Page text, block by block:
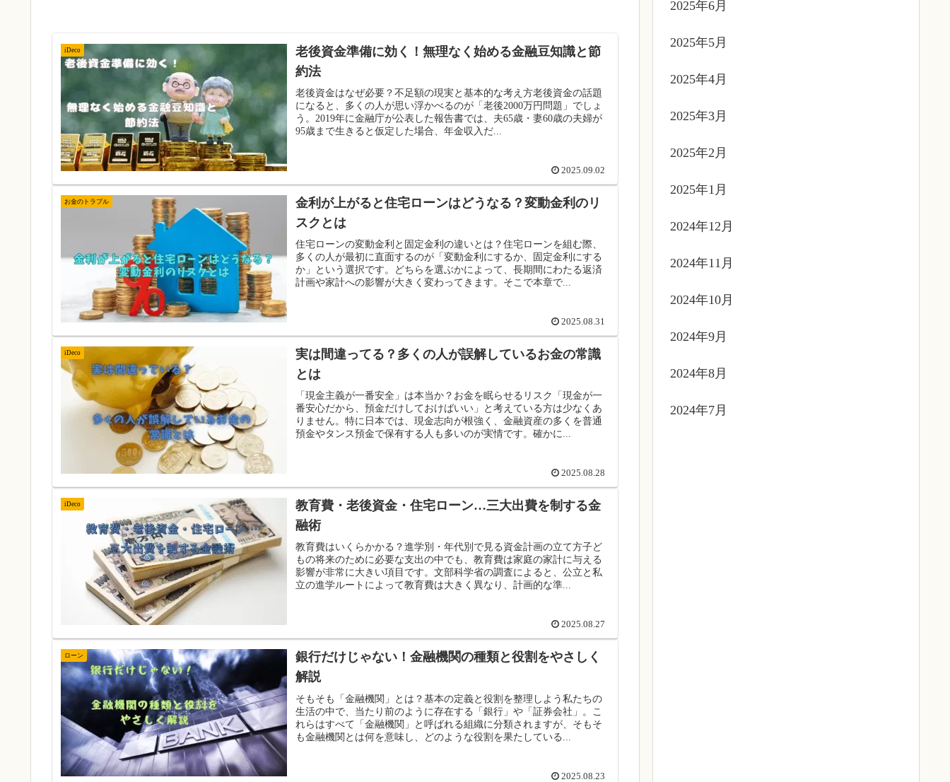
iDeco
老後資金準備に効く！無理なく始める金融豆知識と節
約法
老後資金はなぜ必要？不足額の現実と基本的な考え方老後資金の話題
になると、多くの人が思い浮かべるのが「老後2000万円問題」でしょ
う。2019年に金融庁が公表した報告書では、夫65歳・妻60歳の夫婦が
95歳まで生きると仮定した場合、年金収入だ...
2025.09.02
お金のトラブル
金利が上がると住宅ローンはどうなる？変動金利のリ
スクとは
住宅ローンの変動金利と固定金利の違いとは？住宅ローンを組む際、
多くの人が最初に直面するのが「変動金利にするか、固定金利にする
か」という選択です。どちらを選ぶかによって、長期間にわたる返済
計画や家計への影響が大きく変わってきます。そこで本章で...
2025.08.31
iDeco
実は間違ってる？多くの人が誤解しているお金の常識
とは
「現金主義が一番安全」は本当か？お金を眠らせるリスク「現金が一
番安心だから、預金だけしておけばいい」と考えている方は少なくあ
りません。特に日本では、現金志向が根強く、金融資産の多くを普通
預金やタンス預金で保有する人も多いのが実情です。確かに...
2025.08.28
iDeco
教育費・老後資金・住宅ローン…三大出費を制する金
融術
教育費はいくらかかる？進学別・年代別で見る資金計画の立て方子ど
もの将来のために必要な支出の中でも、教育費は家庭の家計に与える
影響が非常に大きい項目です。文部科学省の調査によると、公立と私
立の進学ルートによって教育費は大きく異なり、計画的な準...
2025.08.27
ローン
銀行だけじゃない！金融機関の種類と役割をやさしく
解説
そもそも「金融機関」とは？基本の定義と役割を整理しよう私たちの
生活の中で、当たり前のように存在する「銀行」や「証券会社」。こ
れらはすべて「金融機関」と呼ばれる組織に分類されますが、そもそ
も金融機関とは何を意味し、どのような役割を果たしている...
2025.08.23
2025年6月
2025年5月
2025年4月
2025年3月
2025年2月
2025年1月
2024年12月
2024年11月
2024年10月
2024年9月
2024年8月
2024年7月